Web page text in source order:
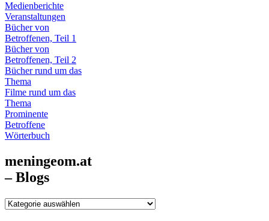
Medienberichte
Veranstaltungen
Bücher von
Betroffenen, Teil 1
Bücher von
Betroffenen, Teil 2
Bücher rund um das
Thema
Filme rund um das
Thema
Prominente
Betroffene
Wörterbuch
meningeom.at
– Blogs
meningeom.at